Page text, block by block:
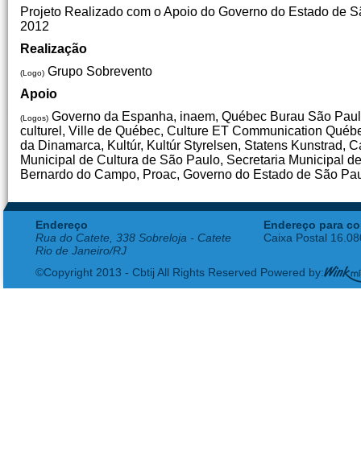
Projeto Realizado com o Apoio do Governo do Estado de
2012
Realização
(Logo) Grupo Sobrevento
Apoio
(Logos) Governo da Espanha, inaem, Québec Burau São
culturel, Ville de Québec, Culture ET Communication
da Dinamarca, Kultúr, Kultúr Styrelsen, Statens Kunstrad,
Municipal de Cultura de São Paulo, Secretaria Municipal
Bernardo do Campo, Proac, Governo do Estado de São
Endereço
Rua do Catete, 338 Sobreloja - Catete
Rio de Janeiro/RJ
Endereço para
Caixa Postal
©Copyright 2013 - Cbtij All Rights Reserved Powered by: